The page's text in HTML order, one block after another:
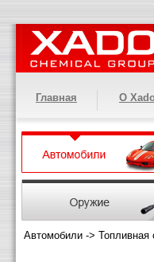
Главная О
Автомобили -> Топливная